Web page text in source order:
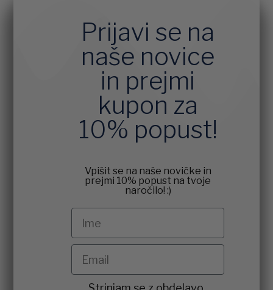
Prijavi se na
naše novice
in prejmi
kupon za
10% popust!
Vpišit se na naše novičke in
prejmi 10% popust na tvoje
naročilo! :)
Ime
Email
agreement